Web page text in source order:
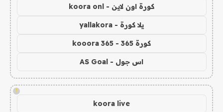
كورة اون لاين - koora onl
يلا كورة - yallakora
كورة 365 - kooora 365
اس جول - AS Goal
!
koora live